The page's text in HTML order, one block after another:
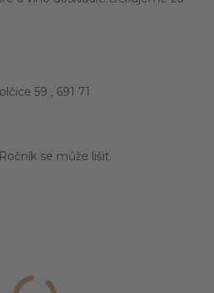
59 , 691 71
se může lišit.